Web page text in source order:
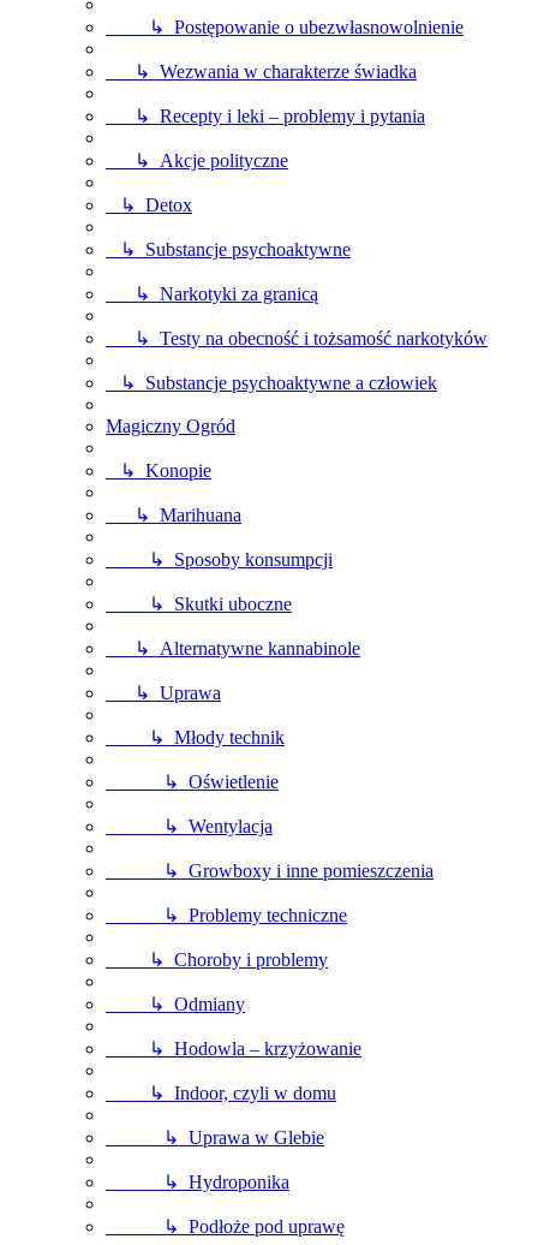
↳ Postępowanie o ubezwłasnowolnienie
↳ Wezwania w charakterze świadka
↳ Recepty i leki – problemy i pytania
↳ Akcje polityczne
↳ Detox
↳ Substancje psychoaktywne
↳ Narkotyki za granicą
↳ Testy na obecność i tożsamość narkotyków
↳ Substancje psychoaktywne a człowiek
Magiczny Ogród
↳ Konopie
↳ Marihuana
↳ Sposoby konsumpcji
↳ Skutki uboczne
↳ Alternatywne kannabinole
↳ Uprawa
↳ Młody technik
↳ Oświetlenie
↳ Wentylacja
↳ Growboxy i inne pomieszczenia
↳ Problemy techniczne
↳ Choroby i problemy
↳ Odmiany
↳ Hodowla – krzyżowanie
↳ Indoor, czyli w domu
↳ Uprawa w Glebie
↳ Hydroponika
↳ Podłoże pod uprawę